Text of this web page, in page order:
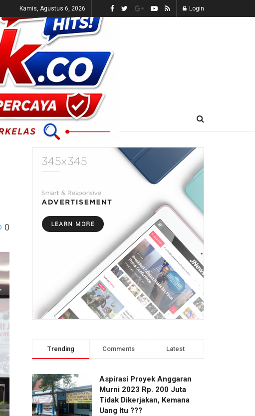
Kamis, Agustus 6, 2026 Login
UMUM E-KORAN LIVE TV
0
Trending Comments Latest
Aspirasi Proyek Anggaran
Murni 2023 Rp. 200 Juta
Tidak Dikerjakan, Kemana
Uang Itu ???